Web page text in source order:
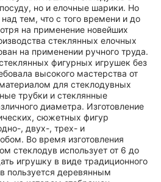
но и елочные шарики. Но
тем, что с того времени и до
на применение новейших
стеклянных елочных
на применении ручного труда.
фигурных игрушек без
высокого мастерства от
для стеклодувных
трубки и стеклянные
диаметра. Изготовление
сюжетных фигур
, двух-, трех- и
Во время изготовления
стеклодув использует от 6 до
игрушку в виде традиционного
пользуется деревянным